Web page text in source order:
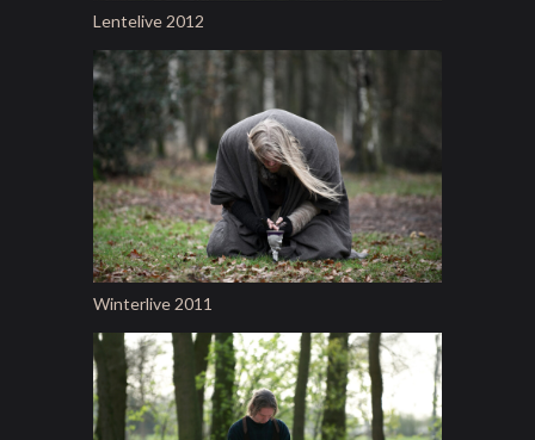
Lentelive 2012
Winterlive 2011